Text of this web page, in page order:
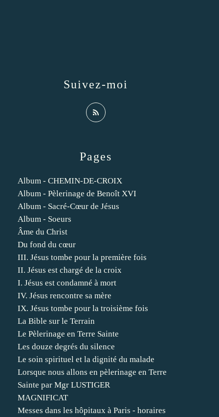
Pages
Album - CHEMIN-DE-CROIX
Album - Pèlerinage de Benoît XVI
Album - Sacré-Cœur de Jésus
Album - Soeurs
Âme du Christ
Du fond du cœur
III. Jésus tombe pour la première fois
II. Jésus est chargé de la croix
I. Jésus est condamné à mort
IV. Jésus rencontre sa mère
IX. Jésus tombe pour la troisième fois
La Bible sur le Terrain
Le Pèlerinage en Terre Sainte
Les douze degrés du silence
Le soin spirituel et la dignité du malade
Lorsque nous allons en pèlerinage en Terre
Sainte par Mgr LUSTIGER
MAGNIFICAT
Messes dans les hôpitaux à Paris - horaires
Suivez-moi